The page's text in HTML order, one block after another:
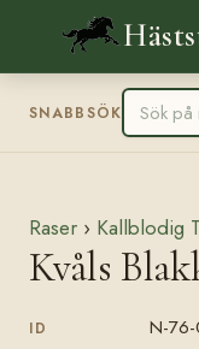
SNABBSÖK
Raser › Kallblodig
Kvåls
ID N-